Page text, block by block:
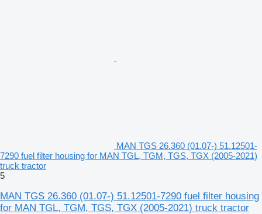
Тип техніки: Вантажний автомобіль
MAN TGS 26.360 (01.07-) 51.12501-
7290 fuel filter housing for MAN TGL, TGM, TGS, TGX (2005-2021)
truck tractor
5
MAN TGS 26.360 (01.07-) 51.12501-7290 fuel filter housing
for MAN TGL, TGM, TGS, TGX (2005-2021) truck tractor